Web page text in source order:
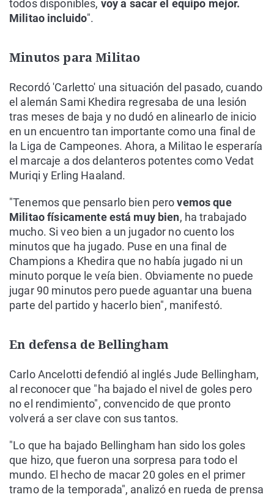
todos disponibles, voy a sacar el equipo mejor.
Militao incluido".
Minutos para Militao
Recordó 'Carletto' una situación del pasado, cuando
el alemán Sami Khedira regresaba de una lesión
tras meses de baja y no dudó en alinearlo de inicio
en un encuentro tan importante como una final de
la Liga de Campeones. Ahora, a Militao le esperaría
el marcaje a dos delanteros potentes como Vedat
Muriqi y Erling Haaland.
"Tenemos que pensarlo bien perovemos que
Militao físicamente está muy bien, ha trabajado
mucho. Si veo bien a un jugador no cuento los
minutos que ha jugado. Puse en una final de
Champions a Khedira que no había jugado ni un
minuto porque le veía bien. Obviamente no puede
jugar 90 minutos pero puede aguantar una buena
parte del partido y hacerlo bien", manifestó.
En defensa de Bellingham
Carlo Ancelotti defendió al inglés Jude Bellingham,
al reconocer que "ha bajado el nivel de goles pero
no el rendimiento", convencido de que pronto
volverá a ser clave con sus tantos.
"Lo que ha bajado Bellingham han sido los goles
que hizo, que fueron una sorpresa para todo el
mundo. El hecho de macar 20 goles en el primer
tramo de la temporada", analizó en rueda de prensa